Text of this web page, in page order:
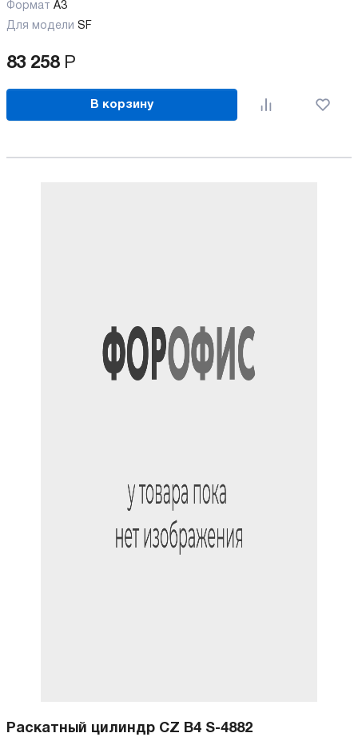
Формат A3
Для модели SF
83 258 Р
В корзину
Раскатный цилиндр CZ B4 S-4882